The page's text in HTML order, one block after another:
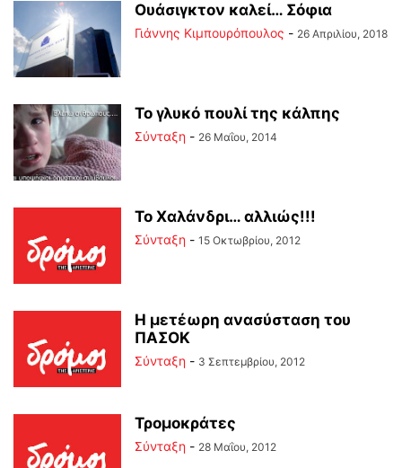
Ουάσιγκτον καλεί… Σόφια
Γιάννης Κιμπουρόπουλος - 26 Απριλίου, 2018
Το γλυκό πουλί της κάλπης
Σύνταξη - 26 Μαΐου, 2014
Το Χαλάνδρι… αλλιώς!!!
Σύνταξη - 15 Οκτωβρίου, 2012
Η μετέωρη ανασύσταση του
ΠΑΣΟΚ
Σύνταξη - 3 Σεπτεμβρίου, 2012
Τρομοκράτες
Σύνταξη - 28 Μαΐου, 2012